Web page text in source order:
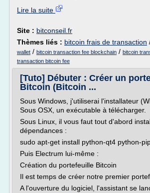
Lire la suite
Site : bitconseil.fr
Thèmes liés : bitcoin frais de transaction
wallet / bitcoin transaction fee blockchain / bitcoin
transaction bitcoin fee
[Tuto] Débuter : Créer un
Bitcoin (Bitcoin ...
Sous Windows, j'utiliserai l'installateur
Sous OSX, un exécutable à télécharger.
Sous Linux, il vous faut tout d'abord
dépendances :
sudo apt-get install python-qt4 python-
Puis Electrum lui-même :
Création du portefeuille Bitcoin
Il est temps de créer notre premier
A l'ouverture du logiciel, l'assistant se